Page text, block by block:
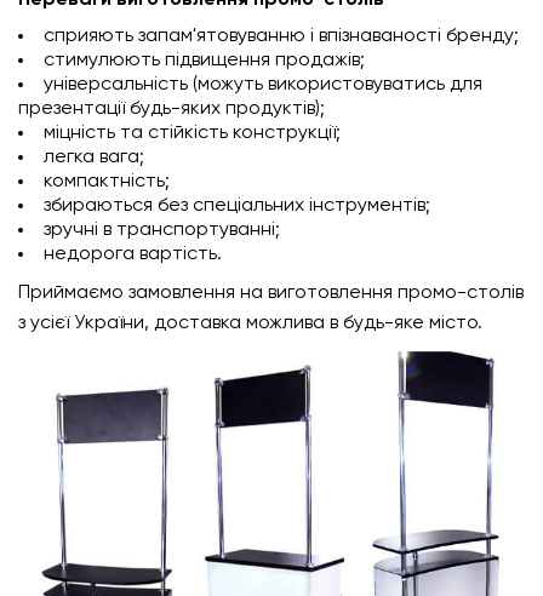
сприяють запам'ятовуванню і впізнаваності бренду;
стимулюють підвищення продажів;
універсальність (можуть використовуватись для
презентації будь-яких продуктів);
міцність та стійкість конструкції;
легка вага;
компактність;
збираються без спеціальних інструментів;
зручні в транспортуванні;
недорога вартість.
Приймаємо замовлення на виготовлення промо-столів
з усієї України, доставка можлива в будь-яке місто.